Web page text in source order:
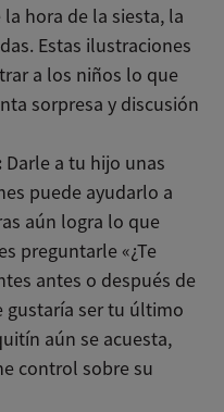
hora de la siesta, la
Estas ilustraciones
a los niños lo que
sorpresa y discusión
Darle a tu hijo unas
puede ayudarlo a
aún logra lo que
preguntarle «¿Te
antes o después de
gustaría ser tu último
aún se acuesta,
control sobre su